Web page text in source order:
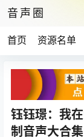
音声圈
首页 资源名单
钰钰璟：我
制音声大合集